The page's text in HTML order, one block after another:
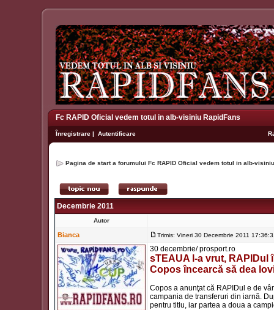
Fc RAPID Oficial vedem totul in alb-visiniu RapidFans
Înregistrare | Autentificare
Pagina de start a forumului Fc RAPID Oficial vedem totul in alb-
Decembrie 2011
Autor
Bianca Trimis: Vineri 30 Decembrie 2011
30 decembrie/ prosport.ro
sTEAUA l-a vrut, RAPIDul
Copos încearcă să dea
Copos a anunţat că RAPIDul e de
campania de transferuri din iarnă.
pentru titlu, iar partea a doua a